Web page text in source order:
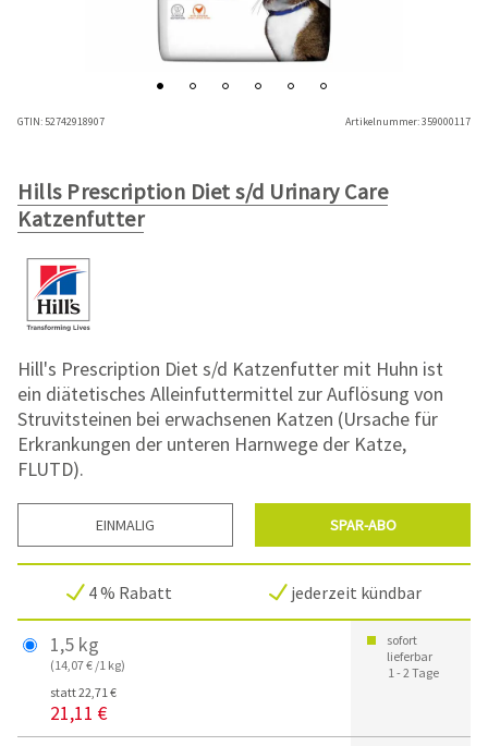
GTIN:52742918907 Artikelnummer:359000117
Hills Prescription Diet s/d Urinary Care
Katzenfutter
Hill's Prescription Diet s/d Katzenfutter mit Huhn ist
ein diätetisches Alleinfuttermittel zur Auflösung von
Struvitsteinen bei erwachsenen Katzen (Ursache für
Erkrankungen der unteren Harnwege der Katze,
FLUTD).
EINMALIG SPAR-ABO
4 % Rabatt jederzeit kündbar
1,5 kg
(14,07 € /1 kg)
statt 22,71 €
21,11 €
sofort
lieferbar
1 - 2 Tage